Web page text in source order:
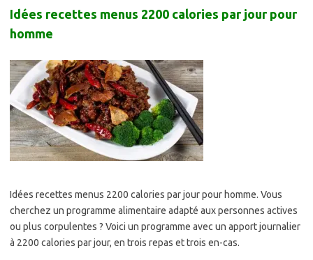
Idées recettes menus 2200 calories par jour pour
homme
Idées recettes menus 2200 calories par jour pour homme. Vous
cherchez un programme alimentaire adapté aux personnes actives
ou plus corpulentes ? Voici un programme avec un apport journalier
à 2200 calories par jour, en trois repas et trois en-cas.